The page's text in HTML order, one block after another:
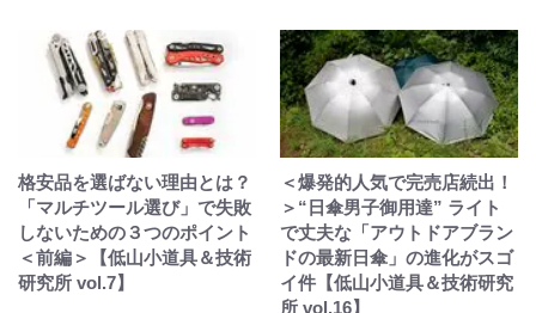
格安品を選ばない理由とは？
「マルチツール選び」で失敗
しないための３つのポイント
＜前編＞【低山小道具＆技術
研究所 vol.7】
＜爆発的人気で完売店続出！
＞“日傘男子御用達” ライト
で丈夫な「アウトドアブラン
ドの最新日傘」の進化がスゴ
イ件【低山小道具＆技術研究
所 vol.16】